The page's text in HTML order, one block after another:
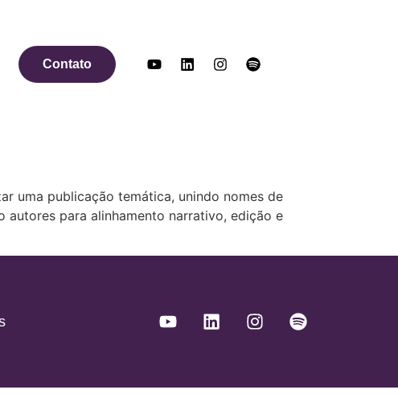
Contato
uma publicação temática, unindo nomes de
autores para alinhamento narrativo, edição e